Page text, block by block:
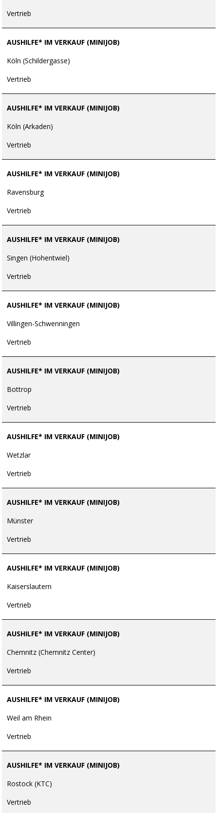
Vertrieb
AUSHILFE* IM VERKAUF (MINIJOB)
Köln (Schildergasse)
Vertrieb
AUSHILFE* IM VERKAUF (MINIJOB)
Köln (Arkaden)
Vertrieb
AUSHILFE* IM VERKAUF (MINIJOB)
Ravensburg
Vertrieb
AUSHILFE* IM VERKAUF (MINIJOB)
Singen (Hohentwiel)
Vertrieb
AUSHILFE* IM VERKAUF (MINIJOB)
Villingen-Schwenningen
Vertrieb
AUSHILFE* IM VERKAUF (MINIJOB)
Bottrop
Vertrieb
AUSHILFE* IM VERKAUF (MINIJOB)
Wetzlar
Vertrieb
AUSHILFE* IM VERKAUF (MINIJOB)
Münster
Vertrieb
AUSHILFE* IM VERKAUF (MINIJOB)
Kaiserslautern
Vertrieb
AUSHILFE* IM VERKAUF (MINIJOB)
Chemnitz (Chemnitz Center)
Vertrieb
AUSHILFE* IM VERKAUF (MINIJOB)
Weil am Rhein
Vertrieb
AUSHILFE* IM VERKAUF (MINIJOB)
Rostock (KTC)
Vertrieb